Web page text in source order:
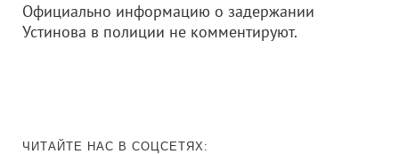
Официально информацию о задержании
Устинова в полиции не комментируют.
ЧИТАЙТЕ НАС В СОЦСЕТЯХ: